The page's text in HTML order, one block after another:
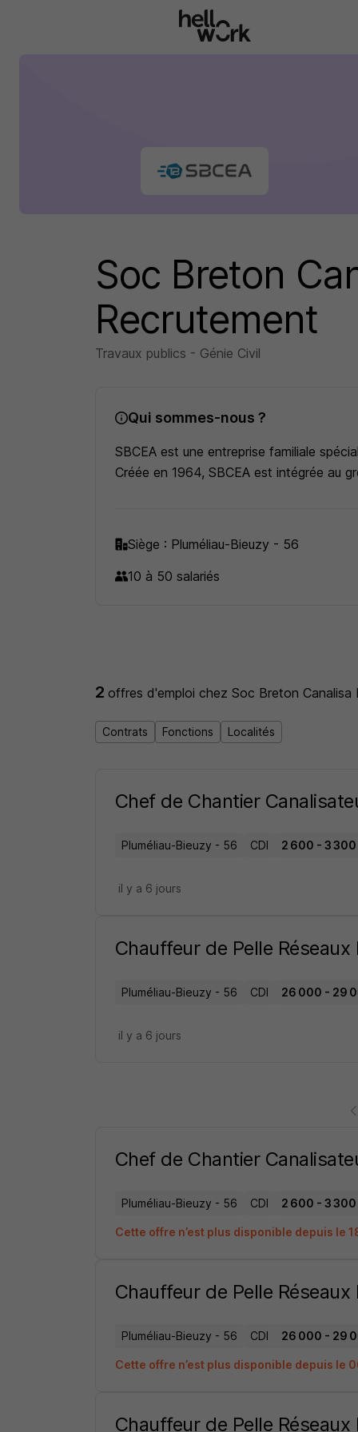
Soc Breton
Recrutement
Travaux publics - Génie Civil
Qui sommes-nous ?
SBCEA est une entreprise familiale
Créée en 1964, SBCEA est intégrée au
Siège : Pluméliau-Bieuzy - 56
10 à 50 salariés
2offres d'emploichez Soc Breton Canalisa
Contrats Fonctions Localités
Chef de Chantier
Pluméliau-Bieuzy - 56 CDI 2 600 - 3 300
il y a 6 jours
Chauffeur de Pelle Réseaux
Pluméliau-Bieuzy - 56 CDI 26 000 - 29
il y a 6 jours
Chef de Chantier
Pluméliau-Bieuzy - 56 CDI 2 600 - 3 300
Cette offre n’est plus disponible depuis le
Chauffeur de Pelle Réseaux
Pluméliau-Bieuzy - 56 CDI 26 000 - 29
Cette offre n’est plus disponible depuis le
Chauffeur de Pelle Réseaux